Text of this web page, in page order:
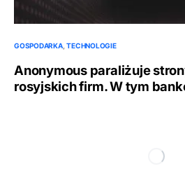
GOSPODARKA TECHNOLOGIE
Anonymous paraliżuje
rosyjskich firm. W tym